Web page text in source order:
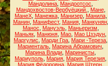
Мандолина Мандоотсос
Мандохвостов-Вербуёцкий.
Мане,
МанеХ, Манежка, Манизер, Манила,
Манин, Манифест, Мания, Манкунян,
Манос
Мануэль, Маньеризм
Маньяк Манюня Мао Мао Цзэдун
Маргулис
Марди Гра Мари -Тереза
Мариенталь Марина Абрамович
Марина Влади Маринисты
Мариуполь Мария Мария Терезия
Мария Фёдоровна Мария Штерн